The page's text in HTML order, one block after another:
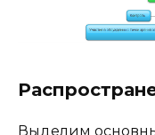
Выделим